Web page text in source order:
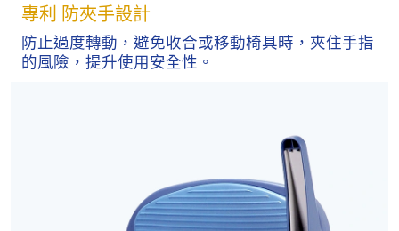
專利 防夾手設計
防止過度轉動，避免收合或移動椅具時，夾住手指
的風險，提升使用安全性。